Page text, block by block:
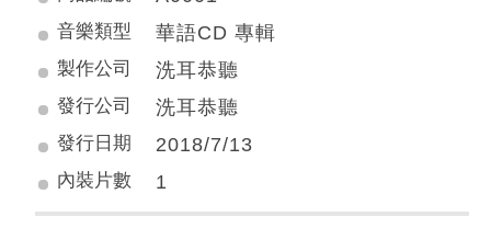
音樂類型 華語CD 專輯
製作公司 洗耳恭聽
發行公司 洗耳恭聽
發行日期 2018/7/13
內裝片數 1